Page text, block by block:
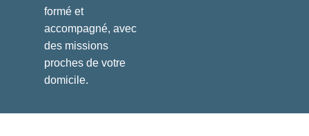
formé et
accompagné, avec
des missions
proches de votre
domicile.